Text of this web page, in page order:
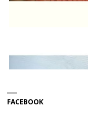
FACEBOOK